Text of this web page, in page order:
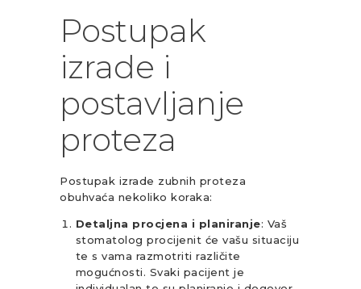
Postupak
izrade i
postavljanje
proteza
Postupak izrade zubnih proteza
obuhvaća nekoliko koraka:
Detaljna procjena i planiranje: Vaš
stomatolog procijenit će vašu situaciju
te s vama razmotriti različite
mogućnosti. Svaki pacijent je